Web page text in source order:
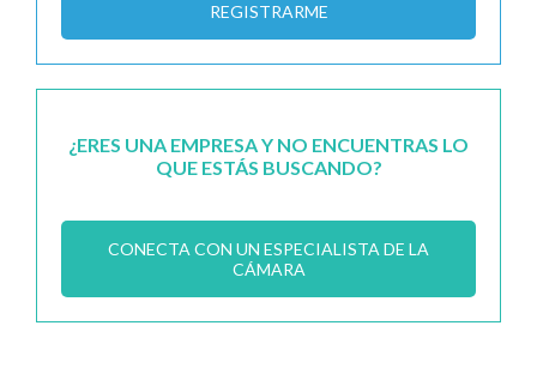
REGISTRARME
¿ERES UNA EMPRESA Y NO ENCUENTRAS LO
QUE ESTÁS BUSCANDO?
CONECTA CON UN ESPECIALISTA DE LA
CÁMARA